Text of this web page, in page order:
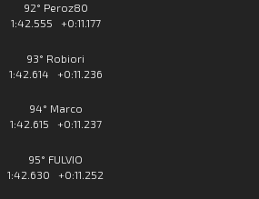
92° Peroz80
1:42.555 +0:11.177
93° Robiori
1:42.614 +0:11.236
94° Marco
1:42.615 +0:11.237
95° FULVIO
1:42.630 +0:11.252